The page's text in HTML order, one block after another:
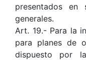
presentados en
generales.
Art. 19.- Para la
para planes de
dispuesto por